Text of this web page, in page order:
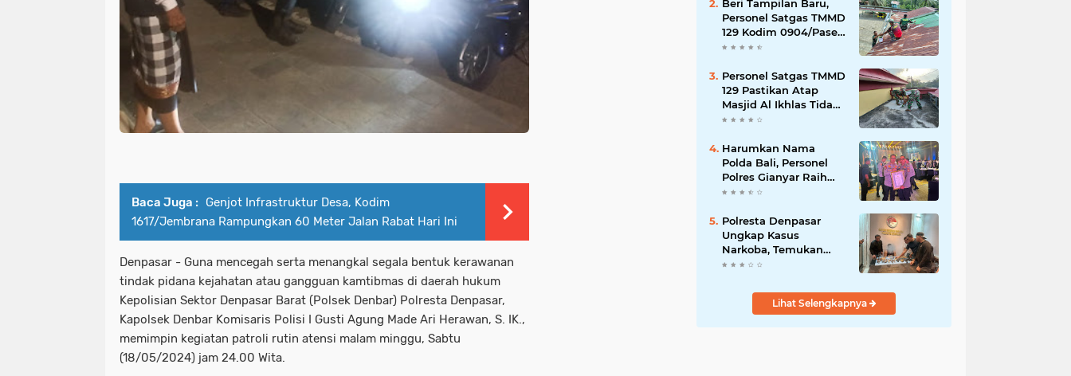
Baca Juga : Genjot Infrastruktur Desa, Kodim
1617/Jembrana Rampungkan 60 Meter Jalan Rabat Hari Ini
Denpasar - Guna mencegah serta menangkal segala bentuk kerawanan
tindak pidana kejahatan atau gangguan kamtibmas di daerah hukum
Kepolisian Sektor Denpasar Barat (Polsek Denbar) Polresta Denpasar,
Kapolsek Denbar Komisaris Polisi I Gusti Agung Made Ari Herawan, S. IK.,
memimpin kegiatan patroli rutin atensi malam minggu, Sabtu
(18/05/2024) jam 24.00 Wita.
Beri Tampilan Baru,
Personel Satgas TMMD
129 Kodim 0904/Paser
Cat Atap Rumah
Personel Satgas TMMD
129 Pastikan Atap
Masjid Al Ikhlas Tidak
Bocor Lagi
Harumkan Nama
Polda Bali, Personel
Polres Gianyar Raih
Penghargaan
Polresta Denpasar
Ungkap Kasus
Narkoba, Temukan
Senpi dan Airsoft Gun
Lihat Selengkapnya